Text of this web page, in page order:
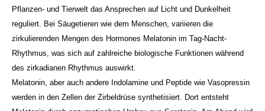
Pflanzen- und Tierwelt das Ansprechen auf Licht und Dunkelheit
reguliert. Bei Säugetieren wie dem Menschen, variieren die
zirkulierenden Mengen des Hormones Melatonin im Tag-Nacht-
Rhythmus, was sich auf zahlreiche biologische Funktionen während
des zirkadianen Rhythmus auswirkt.
Melatonin, aber auch andere Indolamine und Peptide wie Vasopressin
werden in den Zellen der Zirbeldrüse synthetisiert. Dort entsteht